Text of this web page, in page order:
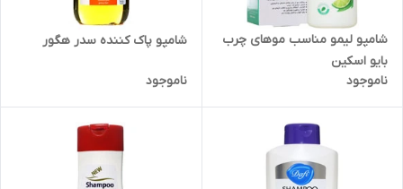
شامپو لیمو مناسب موهای چرب
بایو اسکین
ناموجود
شامپو پاک کننده سدر هگور
ناموجود